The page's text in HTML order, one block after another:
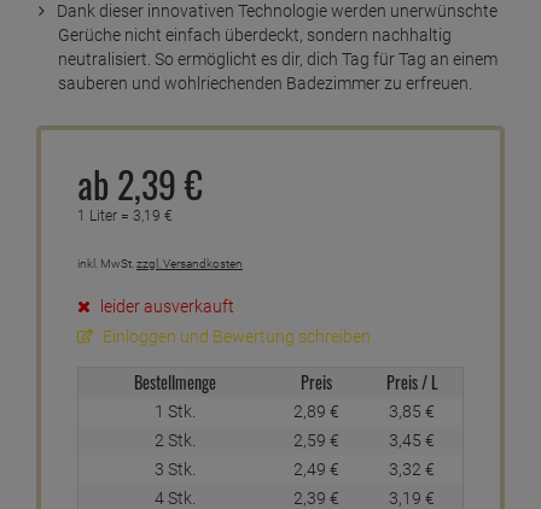
Dank dieser innovativen Technologie werden unerwünschte
Gerüche nicht einfach überdeckt, sondern nachhaltig
neutralisiert. So ermöglicht es dir, dich Tag für Tag an einem
sauberen und wohlriechenden Badezimmer zu erfreuen.
ab 2,39€
1 Liter = 3,19 €
inkl. MwSt.zzgl. Versandkosten
leider ausverkauft
Einloggen und Bewertung schreiben
Bestellmenge Preis Preis / L
1 Stk. 2, 89 € 3, 85 €
2 Stk.
2, 59 € 3, 45 €
3 Stk.
2, 49 € 3, 32 €
4 Stk.
2, 39 € 3, 19 €